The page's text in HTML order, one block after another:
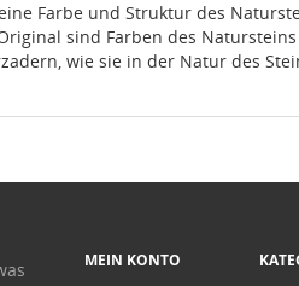
Farbe und Struktur des
sind Farben des
wie sie in der Natur des
MEIN KONTO